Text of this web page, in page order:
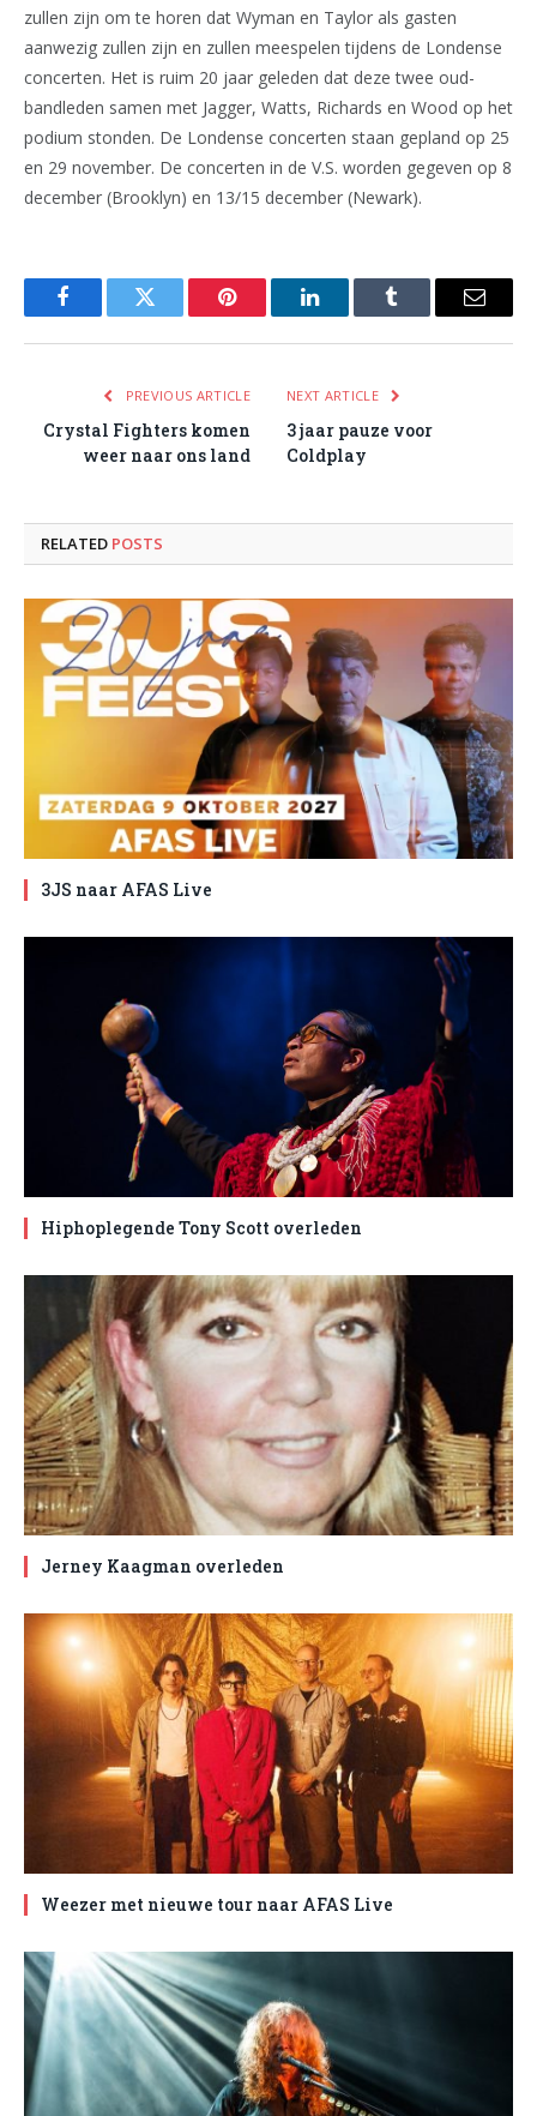
zullen zijn om te horen dat Wyman en Taylor als gasten
aanwezig zullen zijn en zullen meespelen tijdens de Londense
concerten. Het is ruim 20 jaar geleden dat deze twee oud-
bandleden samen met Jagger, Watts, Richards en Wood op het
podium stonden. De Londense concerten staan gepland op 25
en 29 november. De concerten in de V.S. worden gegeven op 8
december (Brooklyn) en 13/15 december (Newark).
FacebookTwitter Pinterest LinkedInTumblr Email
PREVIOUS ARTICLE
Crystal Fighters komen
weer naar ons land
NEXT ARTICLE
3 jaar pauze voor
Coldplay
RELATED POSTS
3JS naar AFAS Live
Hiphoplegende Tony Scott overleden
Jerney Kaagman overleden
Weezer met nieuwe tour naar AFAS Live